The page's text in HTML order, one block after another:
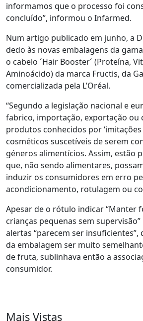
informamos que o processo foi
concluído”, informou o Infarmed.
Num artigo publicado em junho, a
dedo às novas embalagens da
o cabelo ´Hair Booster´ (Proteína,
Aminoácido) da marca Fructis, da
comercializada pela L’Oréal.
“Segundo a legislação nacional e
fabrico, importação, exportação ou
produtos conhecidos por ‘imitações
cosméticos suscetíveis de serem
géneros alimentícios. Assim, estão
que, não sendo alimentares,
induzir os consumidores em erro
acondicionamento, rotulagem ou
Apesar de o rótulo indicar “Manter
crianças pequenas sem supervisão”
alertas “parecem ser insuficientes”,
da embalagem ser muito
de fruta, sublinhava então a
consumidor.
Mais Vistas